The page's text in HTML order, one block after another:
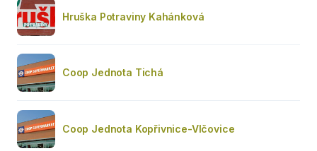
Hruška Potraviny Kahánková
Coop Jednota Tichá
Coop Jednota Kopřivnice-Vlčovice